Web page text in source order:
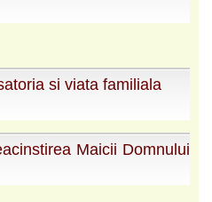
si viata familiala
Maicii Domnului